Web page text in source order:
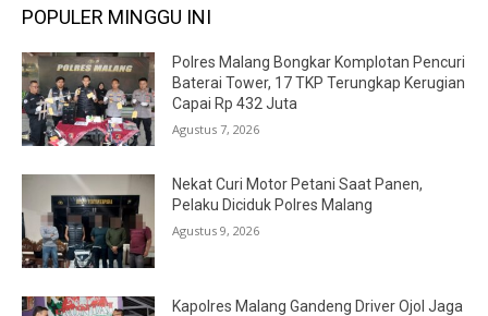
POPULER MINGGU INI
Polres Malang Bongkar Komplotan Pencuri
Baterai Tower, 17 TKP Terungkap Kerugian
Capai Rp 432 Juta
Agustus 7, 2026
Nekat Curi Motor Petani Saat Panen,
Pelaku Diciduk Polres Malang
Agustus 9, 2026
Kapolres Malang Gandeng Driver Ojol Jaga